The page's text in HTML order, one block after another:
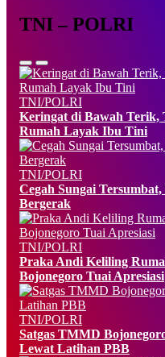
TNI – POLRI
TNI/POLRI
Keringat di Bawah
Rumah Layak Ibu Tini
TNI/POLRI
Cegah Sungai
Bergerak
TNI/POLRI
Praka Andi Keliling
Bojonegoro Tuai Apresiasi
TNI/POLRI
Satgas TMMD
Lewat Latihan PBB